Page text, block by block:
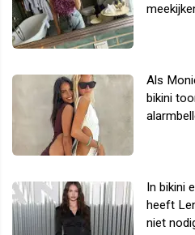
Als
bikini
In bikini
heeft
niet